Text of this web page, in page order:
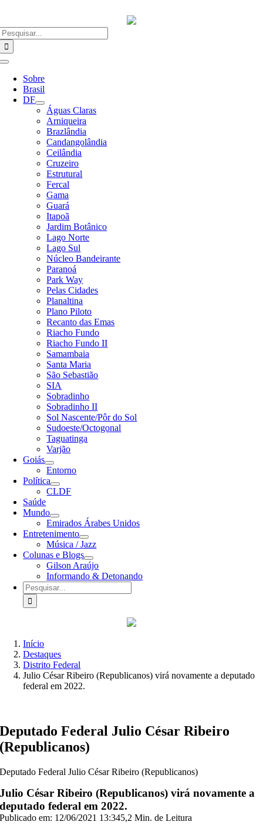
o
conteúdo
Alternar
Navegação
Sobre
Brasil
DF
Águas Claras
Arniqueira
Brazlândia
Candangolândia
Ceilândia
Cruzeiro
Estrutural
Fercal
Gama
Guará
Itapoã
Jardim Botânico
Lago Norte
Lago Sul
Núcleo Bandeirante
Paranoá
Park Way
Pelas Cidades
Planaltina
Plano Piloto
Recanto das Emas
Riacho Fundo
Riacho Fundo II
Samambaia
Santa Maria
São Sebastião
SIA
Sobradinho
Sobradinho II
Sol Nascente/Pôr do Sol
Sudoeste/Octogonal
Taguatinga
Varjão
Goiás
Entorno
Política
CLDF
Saúde
Mundo
Emirados Árabes Unidos
Entretenimento
Música / Jazz
Colunas e Blogs
Gilson Araújo
Informando & Detonando
Buscar
resultados
para:
Início
Destaques
Distrito Federal
Julio César Ribeiro (Republicanos) virá novamente a deputado
federal em 2022.
Deputado Federal Julio César Ribeiro
(Republicanos)
Deputado Federal Julio César Ribeiro (Republicanos)
Julio César Ribeiro (Republicanos) virá novamente a
deputado federal em 2022.
Publicado em: 12/06/2021 13:345,2 Min. de Leitura